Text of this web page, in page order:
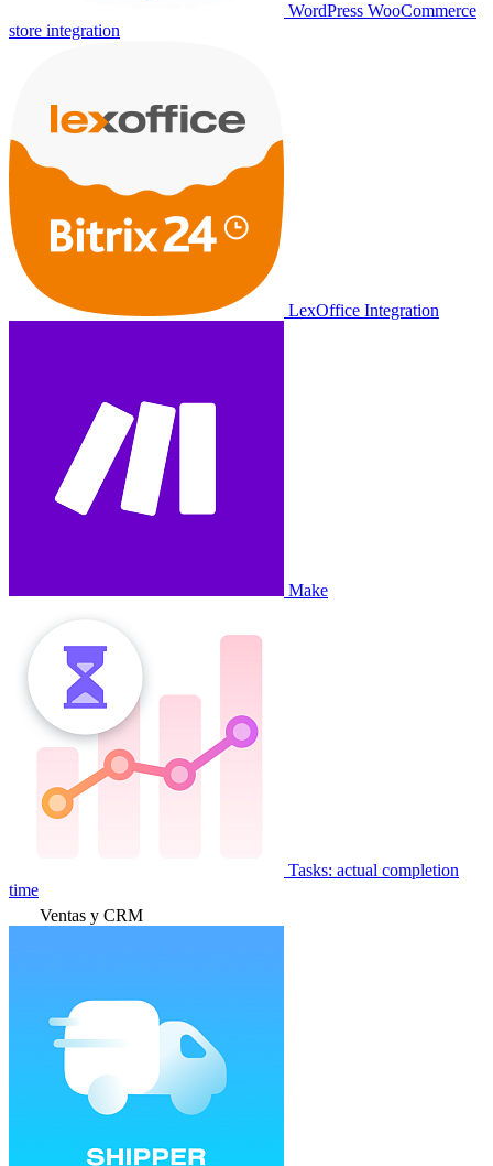
WordPress WooCommerce
store integration
LexOffice Integration
Make
Tasks: actual completion
time
Ventas y CRM